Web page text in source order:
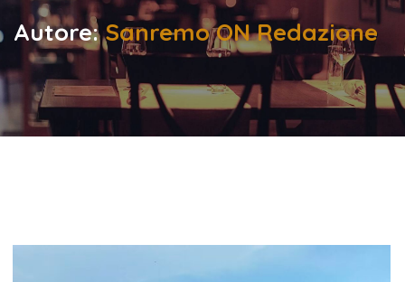
Autore:Sanremo ON Redazione